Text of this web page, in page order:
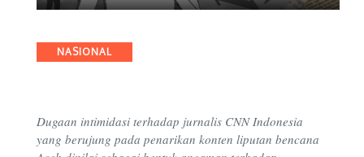
Categories
NASIONAL
Dugaan intimidasi terhadap jurnalis CNN Indonesia
yang berujung pada penarikan konten liputan bencana